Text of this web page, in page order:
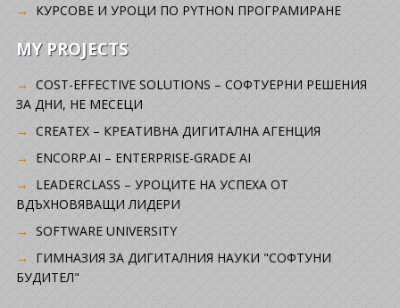
КУРСОВЕ И УРОЦИ ПО PYTHON ПРОГРАМИРАНЕ
MY PROJECTS
COST-EFFECTIVE SOLUTIONS – СОФТУЕРНИ РЕШЕНИЯ
ЗА ДНИ, НЕ МЕСЕЦИ
CREATEX – КРЕАТИВНА ДИГИТАЛНА АГЕНЦИЯ
ENCORP.AI – ENTERPRISE-GRADE AI
LEADERCLASS – УРОЦИТЕ НА УСПЕХА ОТ
ВДЪХНОВЯВАЩИ ЛИДЕРИ
SOFTWARE UNIVERSITY
ГИМНАЗИЯ ЗА ДИГИТАЛНИЯ НАУКИ "СОФТУНИ
БУДИТЕЛ"